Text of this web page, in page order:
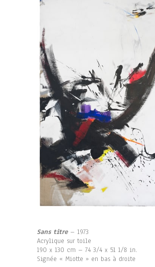
Sans titre– 1973
Acrylique sur toile
190 x 130 cm – 74 3/4 x 51 1/8 in.
Signée « Miotte » en bas à droite